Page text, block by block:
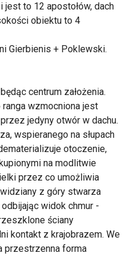
to 12 apostołów, dach
obiektu to 4
Gierbienis + Poklewski.
centrum założenia.
wzmocniona jest
jedyny otwór w dachu.
wspieranego na słupach
otoczenie,
na modlitwie
przez co umożliwia
z góry stwarza
widok chmur -
ściany
kontakt z krajobrazem. We
przestrzenna forma